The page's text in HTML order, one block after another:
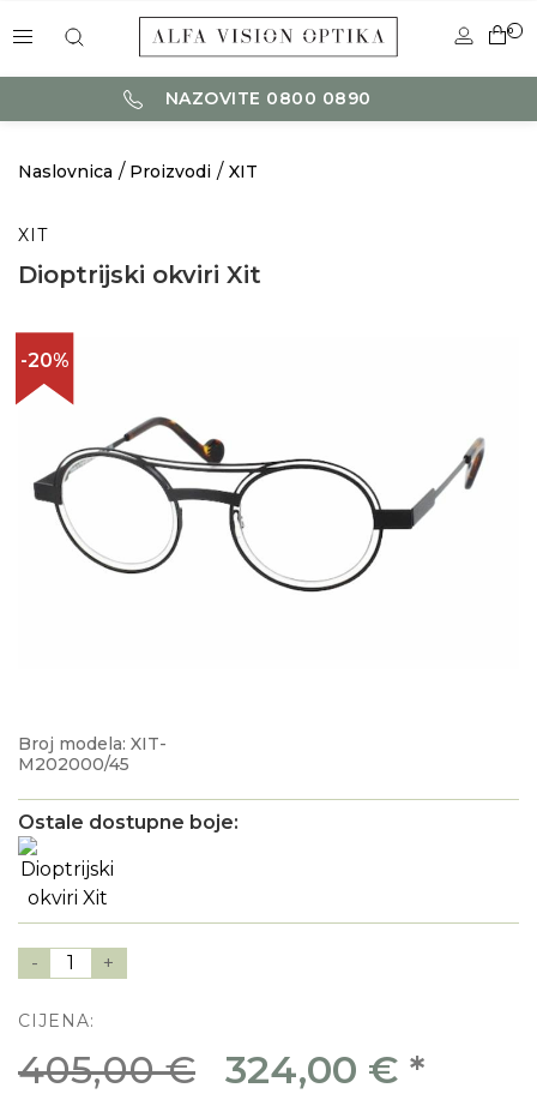
0
NAZOVITE 0800 0890
Naslovnica Proizvodi XIT
XIT
Dioptrijski okviri Xit
-20%
Broj modela: XIT-
M202000/45
Ostale dostupne boje:
- 1 +
CIJENA:
405,00 € 324,00 € *